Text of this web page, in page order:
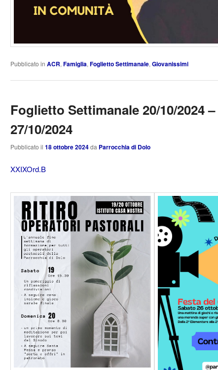
Pubblicato in ACR, Famiglia, Foglietto Settimanale, Giovanissimi
Foglietto Settimanale 20/10/2024 –
27/10/2024
Pubblicato il 18 ottobre 2024da Parrocchia di Dolo
XXIXOrd.B